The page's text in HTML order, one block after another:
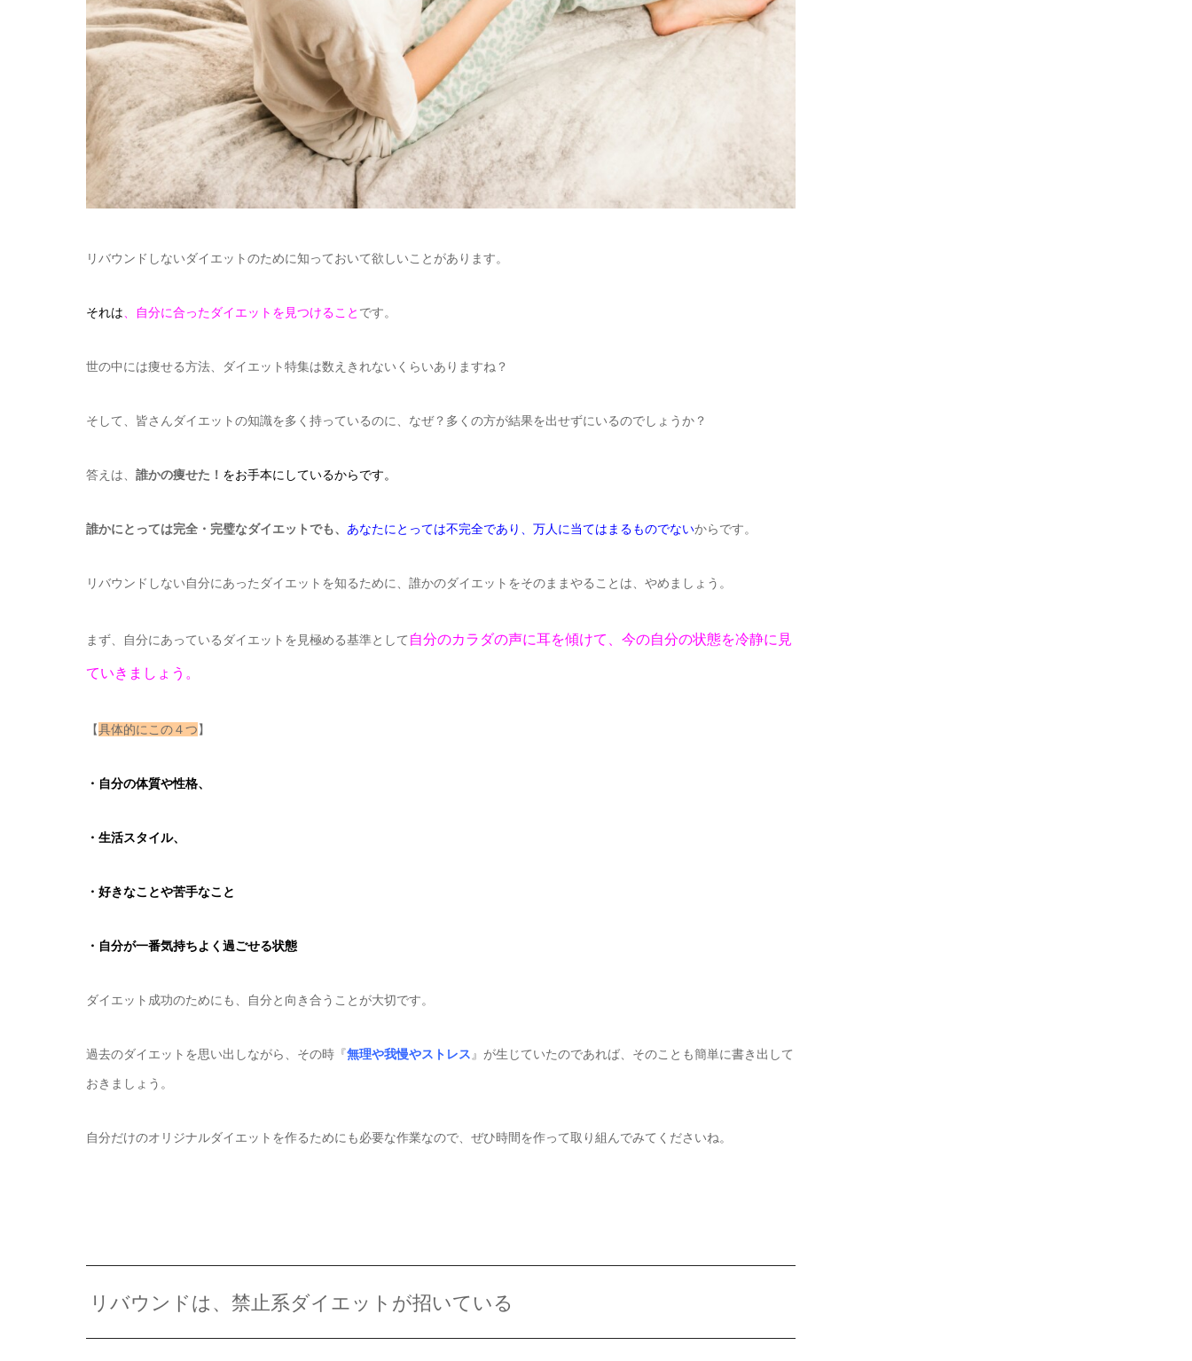
リバウンドしないダイエットのために知っておいて欲しいことがあります。
それは 、自分に合ったダイエットを見つけること です。
世の中には痩せる方法、ダイエット特集は数えきれないくらいありますね？
そして、皆さんダイエットの知識を多く持っているのに、なぜ？多くの方が結果を出せずにいるのでしょうか？
答えは、 誰かの痩せた！ をお手本にしているからです。
誰かにとっては完全・完璧なダイエットでも、 あなたにとっては不完全であり、 万人に当てはまるものでないからです。
リバウンドしない自分にあったダイエットを知るために、誰かのダイエットをそのままやることは、やめましょう。
まず、自分にあっているダイエットを見極める基準として 自分のカラダの声に耳を傾けて、 今の自分の状態を冷静に見
ていきましょう。
【具体的にこの４つ】
・自分の体質や性格、
・生活スタイル、
・好きなことや苦手なこと
・自分が一番気持ちよく過ごせる状態
ダイエット成功のためにも、自分と向き合うことが大切です。
過去のダイエットを思い出しながら、その時『無理や我慢やストレス 』が生じていたのであれば、そのことも簡単に書き出して
おきましょう。
自分だけのオリジナルダイエットを作るためにも必要な作業なので、ぜひ時間を作って取り組んでみてくださいね。
リバウンドは、禁止系ダイエットが招いている